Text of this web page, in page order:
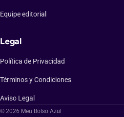
Equipe editorial
Legal
Política de Privacidad
Términos y Condiciones
Aviso Legal
© 2026 Meu Bolso Azul